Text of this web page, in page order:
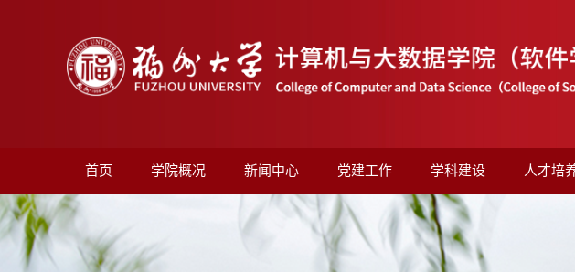
首页 学院概况 新闻中心 党建工作 学科建设 人才培